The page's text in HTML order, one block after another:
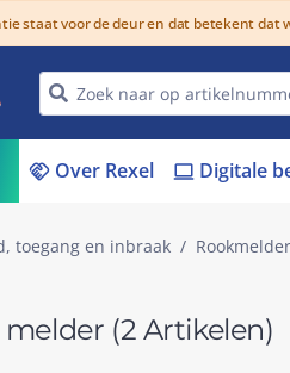
staat voor de deur en dat betekent dat
handshake Over Rexel laptop Digitale
toegang en inbraak
melder (2 Artikelen)